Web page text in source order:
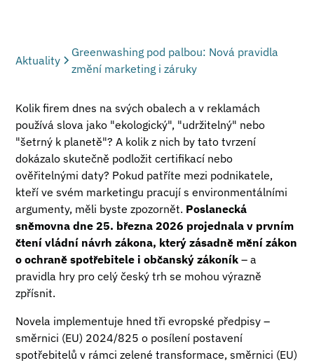
Aktuality
Greenwashing pod palbou: Nová pravidla
změní marketing i záruky
Kolik firem dnes na svých obalech a v reklamách
používá slova jako "ekologický", "udržitelný" nebo
"šetrný k planetě"? A kolik z nich by tato tvrzení
dokázalo skutečně podložit certifikací nebo
ověřitelnými daty? Pokud patříte mezi podnikatele,
kteří ve svém marketingu pracují s environmentálními
argumenty, měli byste zpozornět. Poslanecká
sněmovna dne 25. března 2026 projednala v prvním
čtení vládní návrh zákona, který zásadně mění zákon
o ochraně spotřebitele i občanský zákoník – a
pravidla hry pro celý český trh se mohou výrazně
zpřísnit.
Novela implementuje hned tři evropské předpisy –
směrnici (EU) 2024/825 o posílení postavení
spotřebitelů v rámci zelené transformace, směrnici (EU)